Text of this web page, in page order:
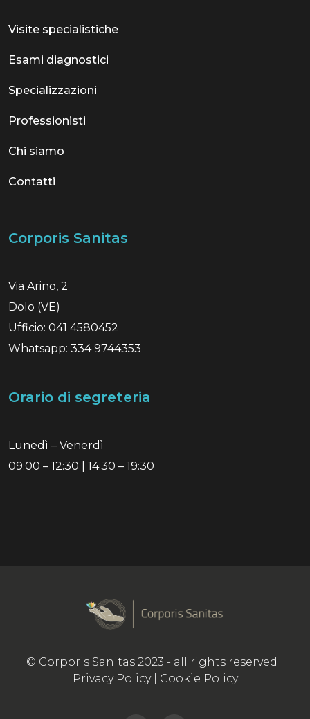
Visite specialistiche
Esami diagnostici
Specializzazioni
Professionisti
Chi siamo
Contatti
Corporis Sanitas
Via Arino, 2
Dolo (VE)
Ufficio: 041 4580452
Whatsapp: 334 9744353
Orario di segreteria
Lunedì – Venerdì
09:00 – 12:30 | 14:30 – 19:30
© Corporis Sanitas 2023 - all rights reserved |
Privacy Policy| Cookie Policy